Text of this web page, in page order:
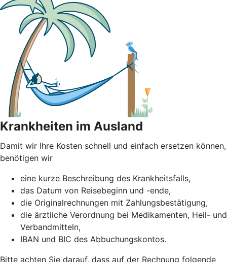
Krankheiten im Ausland
Damit wir Ihre Kosten schnell und einfach ersetzen können,
benötigen wir
eine kurze Beschreibung des Krankheitsfalls,
das Datum von Reisebeginn und -ende,
die Originalrechnungen mit Zahlungsbestätigung,
die ärztliche Verordnung bei Medikamenten, Heil- und
Verbandmitteln,
IBAN und BIC des Abbuchungskontos.
Bitte achten Sie darauf, dass auf der Rechnung folgende